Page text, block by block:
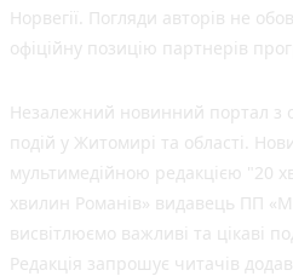
Норвегії. Погляди авторів не
офіційну позицію партнерів
Незалежний новинний портал з
подій у Житомирі та області.
мультимедійною редакцією "20
хвилин Романів» видавець ПП
висвітлюємо важливі та цікаві
Редакція запрошує читачів